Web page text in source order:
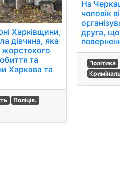
Харківщини,
дівчина, яка
та
Харкова та
Поліція.
На
чоловік
друга,
Політика